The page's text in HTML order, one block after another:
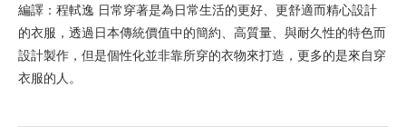
編譯：程軾逸 日常穿著是為日常生活的更好、更舒適而精心設計
的衣服，透過日本傳統價值中的簡約、高質量、與耐久性的特色而
設計製作，但是個性化並非靠所穿的衣物來打造，更多的是來自穿
衣服的人。